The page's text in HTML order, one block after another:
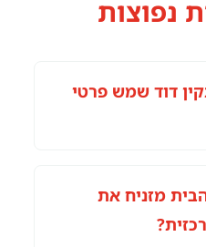
נפוצות
דוד שמש פרטי
מזניח את